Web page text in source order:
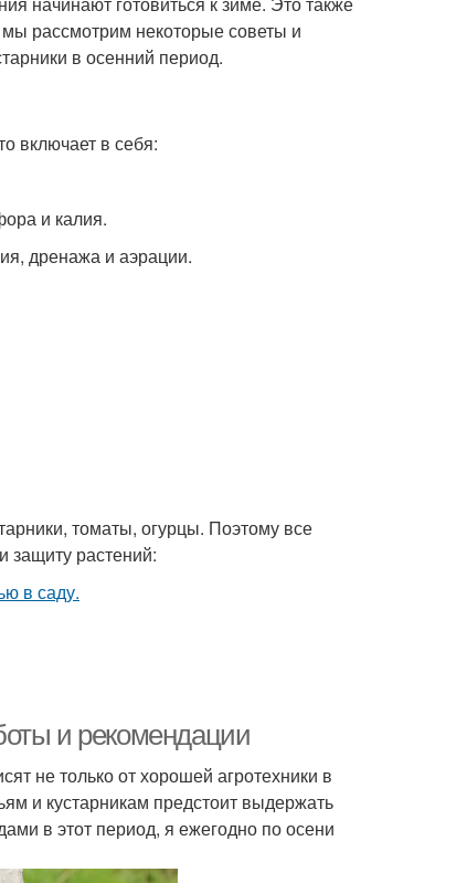
рассмотрим некоторые советы и
в осенний период.
включает в себя:
и калия.
дренажа и аэрации.
томаты, огурцы. Поэтому все
защиту растений:
и рекомендации
не только от хорошей агротехники в
и кустарникам предстоит выдержать
в этот период, я ежегодно по осени